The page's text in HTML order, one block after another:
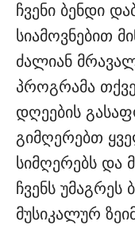
ჩვენი ბენდი
სიამოვნებით
ძალიან
პროგრამა
დღეების
გიმღერებთ
სიმღერებს და
ჩვენს
მუსიკალურ